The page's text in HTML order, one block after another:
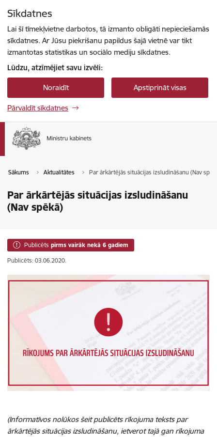
Sīkdatnes
Lai šī tīmekļvietne darbotos, tā izmanto obligāti nepieciešamās
sīkdatnes. Ar Jūsu piekrišanu papildus šajā vietnē var tikt
izmantotas statistikas un sociālo mediju sīkdatnes.
Lūdzu, atzīmējiet savu izvēli:
Noraidīt Apstiprināt visas
Pārvaldīt sīkdatnes
Sākums Aktualitātes Par ārkārtējās situācijas izsludināšanu (Nav
Par ārkārtējās situācijas izsludināšanu
(Nav spēkā)
Publicēts pirms vairāk nekā 6 gadiem
Publicēts: 03.06.2020.
(Informatīvos nolūkos šeit publicēts rīkojuma teksts par
ārkārtējās situācijas izsludināšanu, ietverot tajā gan rīkojuma